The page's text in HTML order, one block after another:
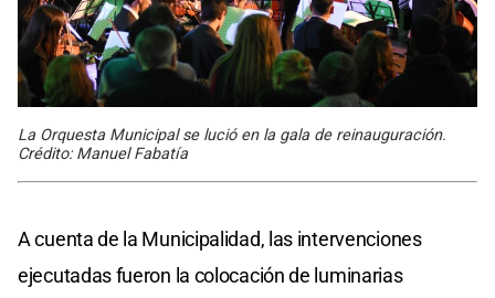
La Orquesta Municipal se lució en la gala de reinauguración.
Crédito: Manuel Fabatía
A cuenta de la Municipalidad, las intervenciones
ejecutadas fueron la colocación de luminarias